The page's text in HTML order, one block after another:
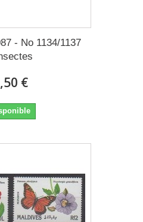
- No 1134/1137
€